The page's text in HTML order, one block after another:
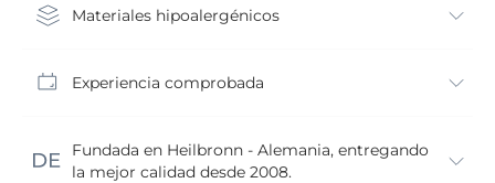
Materiales hipoalergénicos
Experiencia comprobada
Fundada en Heilbronn - Alemania, entregando
la mejor calidad desde 2008.